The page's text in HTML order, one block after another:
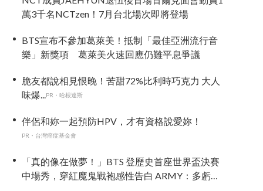
萬3千名NCTzen！7月台北場次即將登場
BTS宣布不參加葛萊美！抵制「最佳亞洲流行音
樂」新獎項 葛萊美火速回應仍難平息爭議
脆友都說相見恨晚！苦甜72%比利時巧克力 大人
味爆...PR・哈根達斯
伴侶和妳一起預防HPV，才有資格說愛妳！
PR・台灣癌症基金會
「真的像在做夢！」BTS 登歷史首座世界盃決賽
中場秀，穿紅魔鬼戰袍感性告白 ARMY：多虧有